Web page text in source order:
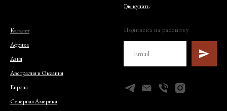
Где купить
Каталог
Африка
Азия
Австралия и Океания
Европа
Северная Америка
Подписка на рассылку